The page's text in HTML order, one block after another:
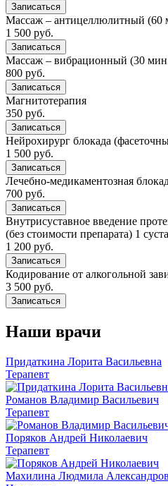
Записаться
Массаж – антицеллюлитный (60
1 500 руб.
Записаться
Массаж – вибрационный (30
800 руб.
Записаться
Магнитотерапия
350 руб.
Записаться
Нейрохирург блокада
1 500 руб.
Записаться
Лечебно-медикаментозная
700 руб.
Записаться
Внутрисуставное введение
(без стоимости препарата) 1
1 200 руб.
Записаться
Кодирование от алкогольной
3 500 руб.
Записаться
Наши врачи
Придаткина Лорита Васильевна
Терапевт
Романов Владимир Васильевич
Терапевт
Поряков Андрей Николаевич
Терапевт
Махилина Людмила